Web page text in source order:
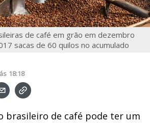
de café em grão em dezembro
sacas de 60 quilos no acumulado
ás 18:18
brasileiro de café pode ter um